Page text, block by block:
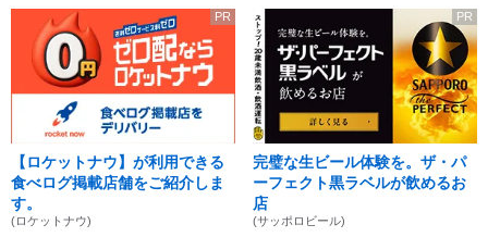
PR
【ロケットナウ】が利用できる
食べログ掲載店舗をご紹介しま
す。
(ロケットナウ)
PR
完璧な生ビール体験を。ザ・パ
ーフェクト黒ラベルが飲めるお
店
(サッポロビール)